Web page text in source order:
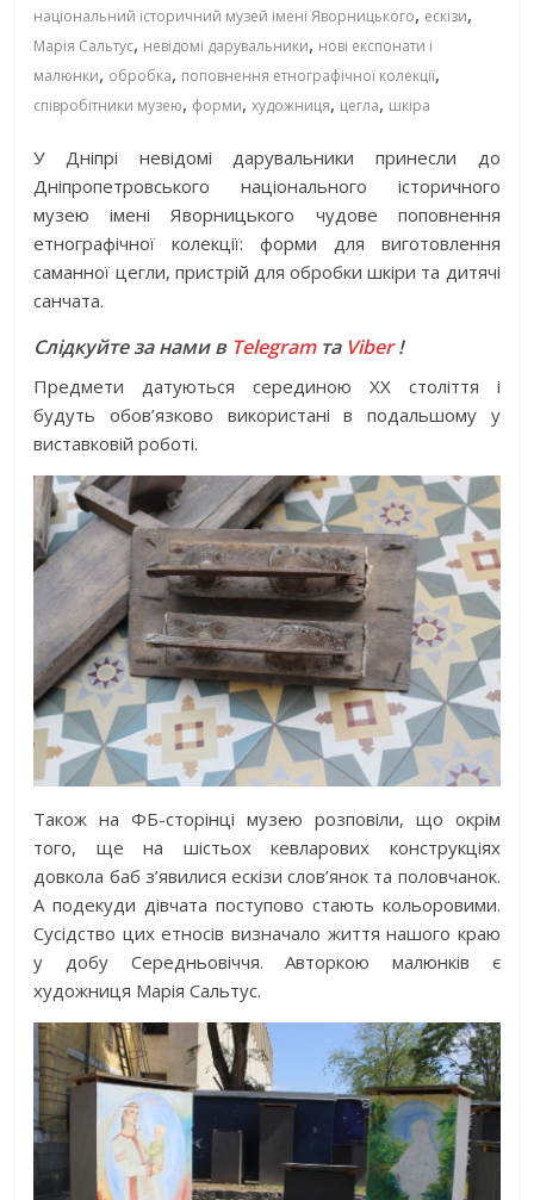
національний історичний музей імені Яворницького, ескізи,
Марія Сальтус, невідомі дарувальники, нові експонати і
малюнки, обробка, поповнення етнографічної колекції,
співробітники музею, форми,художниця, цегла, шкіра
У Дніпрі невідомі дарувальники принесли до
Дніпропетровського національного історичного
музею імені Яворницького чудове поповнення
етнографічної колекції: форми для виготовлення
саманної цегли, пристрій для обробки шкіри та дитячі
санчата.
Слідкуйте за нами в Telegramта Viber!
Предмети датуються серединою ХХ століття і
будуть обов’язково використані в подальшому у
виставковій роботі.
Також на ФБ-сторінці музею розповіли, що окрім
того, ще на шістьох кевларових конструкціях
довкола баб з’явилися ескізи слов’янок та половчанок.
А подекуди дівчата поступово стають кольоровими.
Сусідство цих етносів визначало життя нашого краю
у добу Середньовіччя. Авторкою малюнків є
художниця Марія Сальтус.